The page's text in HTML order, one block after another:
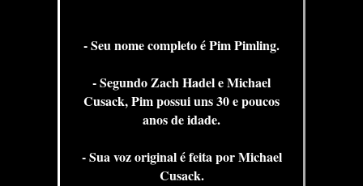
- Seu nome completo é Pim Pimling.
- Segundo Zach Hadel e Michael
Cusack, Pim possui uns 30 e poucos
anos de idade.
- Sua voz original é feita por Michael
Cusack.